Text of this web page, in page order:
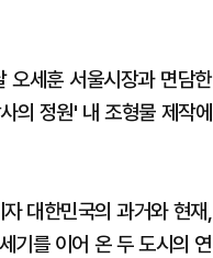
오세훈 서울시장과 면담한
의 정원' 내 조형물 제작에
대한민국의 과거와 현재,
기를 이어 온 두 도시의 연